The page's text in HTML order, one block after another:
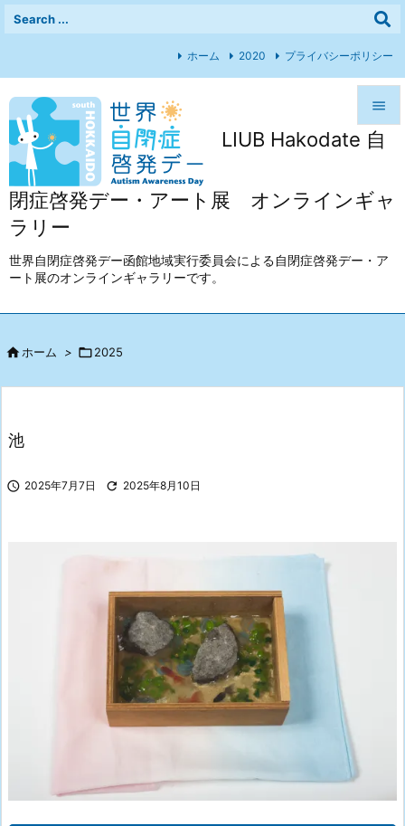
LIUB Hakodate 自
閉症啓発デー・アート展 オンラインギャ
ラリー
世界自閉症啓発デー函館地域実行委員会による自閉症啓発デー・ア
ート展のオンラインギャラリーです。



前へ
次へ
ホーム 2020 プライバシーポリシー
ホーム > 2025
池
 2025年7月7日  2025年8月10日